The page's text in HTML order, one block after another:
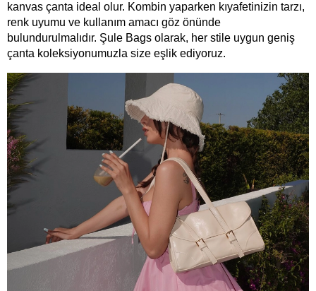
kanvas çanta ideal olur. Kombin yaparken kıyafetinizin tarzı,
renk uyumu ve kullanım amacı göz önünde
bulundurulmalıdır. Şule Bags olarak, her stile uygun geniş
çanta koleksiyonumuzla size eşlik ediyoruz.